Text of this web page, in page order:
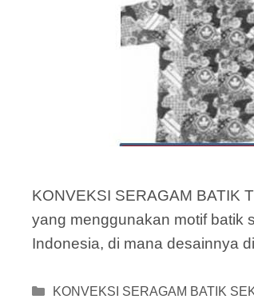
KONVEKSI SERAGAM BATIK
yang menggunakan motif batik
Indonesia, di mana desainnya
Categories
KONVEKSI SERAGAM BATIK